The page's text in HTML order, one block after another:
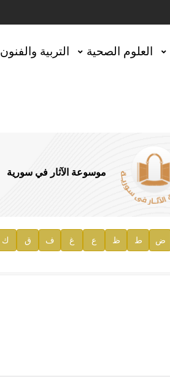
العلوم الصحية التربية والفنون
موسوعة الآثار في سورية
ض ط ظ ع غ ف ق ك